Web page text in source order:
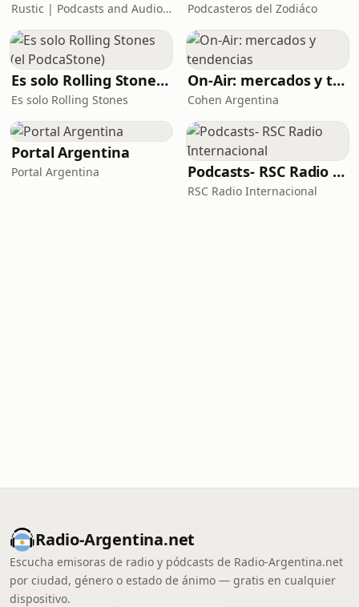
Rustic | Podcasts and Audiobooks Podcasteros del Zodiáco
Es solo Rolling Stones (el PodcaStone)
Es solo Rolling Stones
On-Air: mercados y tendencias
Cohen Argentina
Portal Argentina
Portal Argentina Podcasts- RSC Radio Internacional
RSC Radio Internacional
Radio-Argentina.net
Escucha emisoras de radio y pódcasts de Radio-Argentina.net
por ciudad, género o estado de ánimo — gratis en cualquier
dispositivo.